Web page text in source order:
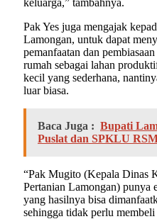
Pak Yes juga mengajak
Lamongan, untuk dapat
pemanfaatan dan
rumah sebagai lahan
kecil yang sederhana,
luar biasa.
Baca Juga : Bupati
Puslat dan SPKLU
“Pak Mugito (Kepala Dinas
Pertanian Lamongan) punya
yang hasilnya bisa
sehingga tidak perlu membeli